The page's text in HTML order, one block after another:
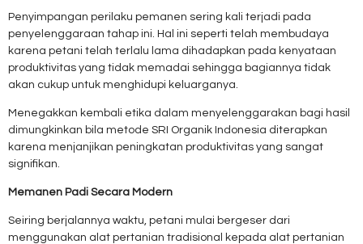
Penyimpangan perilaku pemanen sering kali terjadi pada
penyelenggaraan tahap ini. Hal ini seperti telah membudaya
karena petani telah terlalu lama dihadapkan pada kenyataan
produktivitas yang tidak memadai sehingga bagiannya tidak
akan cukup untuk menghidupi keluarganya.
Menegakkan kembali etika dalam menyelenggarakan bagi hasil
dimungkinkan bila metode SRI Organik Indonesia diterapkan
karena menjanjikan peningkatan produktivitas yang sangat
signifikan.
Memanen Padi Secara Modern
Seiring berjalannya waktu, petani mulai bergeser dari
menggunakan alat pertanian tradisional kepada alat pertanian